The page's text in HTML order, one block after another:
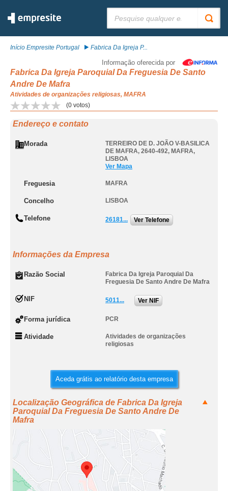
Início Empresite Portugal Fabrica Da Igreja P...
Informação oferecida por
Fabrica Da Igreja Paroquial Da Freguesia De Santo
Andre De Mafra
Atividades de organizações religiosas, MAFRA
(0 votos)
Endereço e contato
Morada
TERREIRO DE D. JOÃO V-BASILICA
DE MAFRA, 2640-492, MAFRA,
LISBOA
Ver Mapa
Freguesia MAFRA
Concelho LISBOA
Telefone 26181... Ver Telefone
Informações da Empresa
Razão Social
Fabrica Da Igreja Paroquial Da
Freguesia De Santo Andre De Mafra
NIF 5011... Ver NIF
Forma jurídica PCR
Atividade
Atividades de organizações
religiosas
Aceda grátis ao relatório desta empresa
Localização Geográfica de Fabrica Da Igreja
Paroquial Da Freguesia De Santo Andre De
Mafra